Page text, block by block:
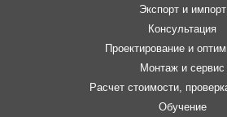
Экспорт и импорт
Консультация
Проектирование и
Монтаж и сервис
Расчет стоимости,
Обучение